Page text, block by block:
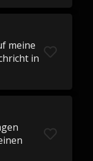
meine
in